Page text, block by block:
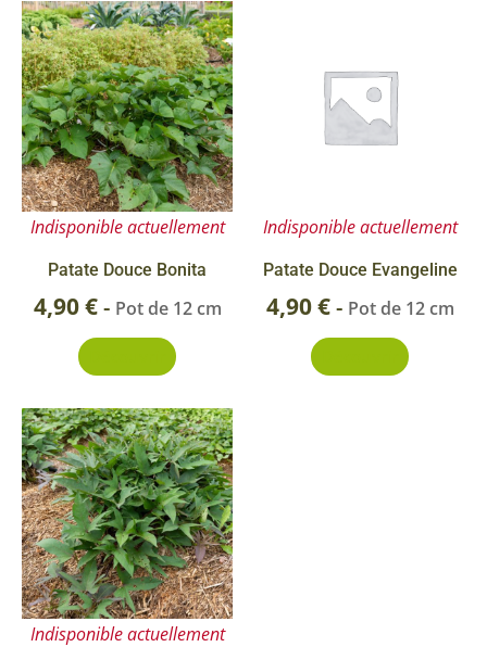
Indisponible actuellement
Patate Douce Bonita
4,90€- Pot de 12 cm
Indisponible actuellement
Patate Douce Evangeline
4,90€- Pot de 12 cm
Indisponible actuellement